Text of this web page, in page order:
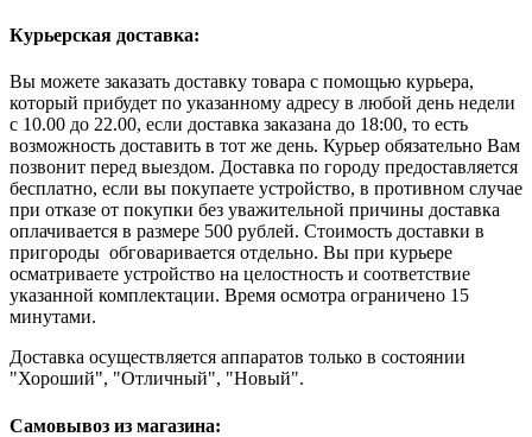
Курьерская доставка:
Вы можете заказать доставку товара с помощью курьера,
который прибудет по указанному адресу в любой день недели
с 10.00 до 22.00, если доставка заказана до 18:00, то есть
возможность доставить в тот же день. Курьер обязательно Вам
позвонит перед выездом. Доставка по городу предоставляется
бесплатно, если вы покупаете устройство, в противном случае
при отказе от покупки без уважительной причины доставка
оплачивается в размере 500 рублей. Стоимость доставки в
пригороды обговаривается отдельно. Вы при курьере
осматриваете устройство на целостность и соответствие
указанной комплектации. Время осмотра ограничено 15
минутами.
Доставка осуществляется аппаратов только в состоянии
"Хороший", "Отличный", "Новый".
Самовывоз из магазина: